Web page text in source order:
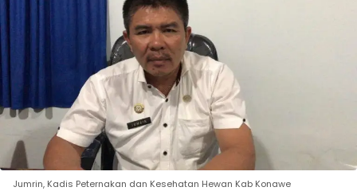
Jumrin, Kadis Peternakan dan Kesehatan Hewan Kab Konawe